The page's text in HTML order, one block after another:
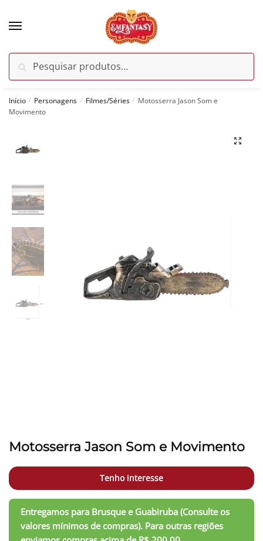
por:
Pesquisar
Início / Personagens / Filmes/Séries / Motosserra Jason Som e
Movimento
Motosserra Jason Som e Movimento
Tenho interesse